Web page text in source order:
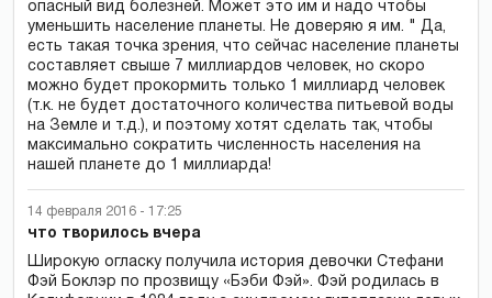
опасный вид болезней. Может это им и надо чтобы
уменьшить население планеты. Не доверяю я им. " Да,
есть такая точка зрения, что сейчас население планеты
составляет свыше 7 миллиардов человек, но скоро
можно будет прокормить только 1 миллиард человек
(т.к. не будет достаточного количества питьевой воды
на Земле и т.д.), и поэтому хотят сделать так, чтобы
максимально сократить численность населения на
нашей планете до 1 миллиарда!
14 февраля 2016 - 17:25
что творилось вчера
Широкую огласку получила история девочки Стефани
Фэй Боклэр по прозвищу «Бэби Фэй». Фэй родилась в